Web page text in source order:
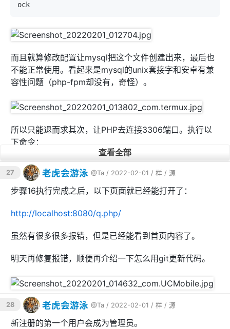
ock
而且就算修改配置让mysql把这个文件创建出来，最后也
不能正常使用。看起来是mysql的unix套接字和安卓有兼
容性问题（php-fpm却没有，奇怪）。
所以只能退而求其次，让PHP去连接3306端口。执行以
下命令：
sed -i "s/'localhost'/'127.0.0.1'/g" ~/hu60wap
6/src/config/db .php
root 和 root ，但我们创建的是
下命令：
sed -i "s/'root'/'hu60'/g" ~/hu60wap6/src/confi
查看全部
27 老虎会游泳 @Ta / 2022-02-01 / 样 / 源
步骤16执行完成之后，以下页面就已经能打开了：
http://localhost:8080/q.php/
虽然有很多很多报错，但是已经能看到首页内容了。
明天再修复报错，顺便再介绍一下怎么用git更新代码。
28 老虎会游泳 @Ta / 2022-02-01 / 样 / 源
新注册的第一个用户会成为管理员。